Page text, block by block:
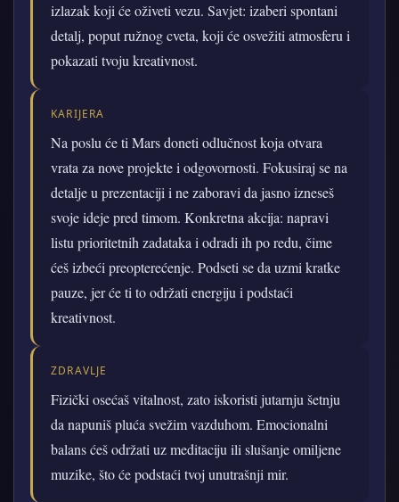
izlazak koji će oživeti vezu. Savjet: izaberi spontani
detalj, poput ružnog cveta, koji će osvežiti atmosferu i
pokazati tvoju kreativnost.
KARIJERA
Na poslu će ti Mars doneti odlučnost koja otvara
vrata za nove projekte i odgovornosti. Fokusiraj se na
detalje u prezentaciji i ne zaboravi da jasno izneseš
svoje ideje pred timom. Konkretna akcija: napravi
listu prioritetnih zadataka i odradi ih po redu, čime
ćeš izbeći preopterećenje. Podseti se da uzmi kratke
pauze, jer će ti to održati energiju i podstaći
kreativnost.
ZDRAVLJE
Fizički osećaš vitalnost, zato iskoristi jutarnju šetnju
da napuniš pluća svežim vazduhom. Emocionalni
balans ćeš održati uz meditaciju ili slušanje omiljene
muzike, što će podstaći tvoj unutrašnji mir.